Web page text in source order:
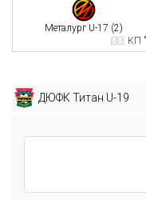
Металург U-17 (2)
КП
ДЮФК Титан U-19